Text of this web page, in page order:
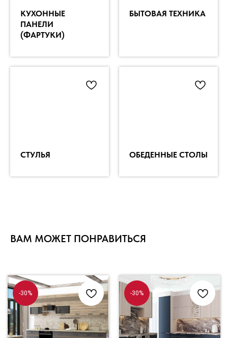
КУХОННЫЕ
ПАНЕЛИ
(ФАРТУКИ)
БЫТОВАЯ ТЕХНИКА
СТУЛЬЯ ОБЕДЕННЫЕ СТОЛЫ
ВАМ МОЖЕТ ПОНРАВИТЬСЯ
-30% -30%